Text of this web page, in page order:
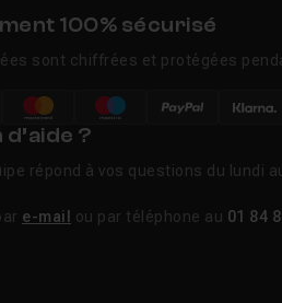
100% sécurisé
sont chiffrées et protégées
?
répond à vos questions du lundi
e-mail ou par téléphone au 01 84